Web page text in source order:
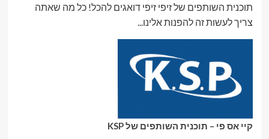
תוכנית השותפים של זיפי זיפי דואגים להכל! כל מה שאתה
צריך לעשות זה להפנות אלינו...
קיי אס פי – תוכנית השותפים של KSP